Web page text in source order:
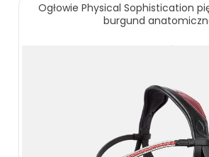
Ogłowie Physical Sophistication
burgund